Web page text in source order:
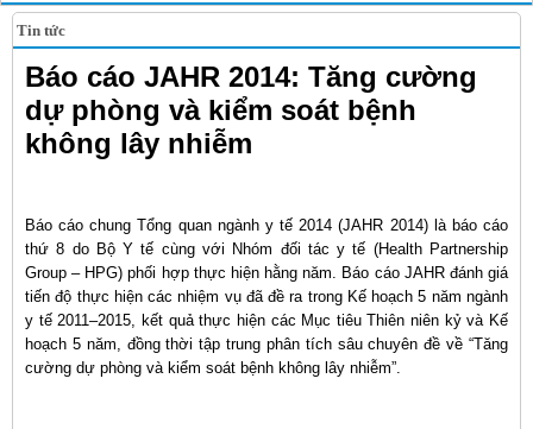
Tin tức
Báo cáo JAHR 2014: Tăng cường
dự phòng và kiểm soát bệnh
không lây nhiễm
Báo cáo chung Tổng quan ngành y tế 2014 (JAHR 2014) là báo cáo
thứ 8 do Bộ Y tế cùng với Nhóm đối tác y tế (Health Partnership
Group – HPG) phối hợp thực hiện hằng năm. Báo cáo JAHR đánh giá
tiến độ thực hiện các nhiệm vụ đã đề ra trong Kế hoạch 5 năm ngành
y tế 2011–2015, kết quả thực hiện các Mục tiêu Thiên niên kỷ và Kế
hoạch 5 năm, đồng thời tập trung phân tích sâu chuyên đề về “Tăng
cường dự phòng và kiểm soát bệnh không lây nhiễm”.